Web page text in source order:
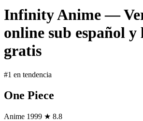
Infinity Anime —
online sub español y
gratis
#1 en tendencia
One Piece
Anime 1999 ★ 8.8